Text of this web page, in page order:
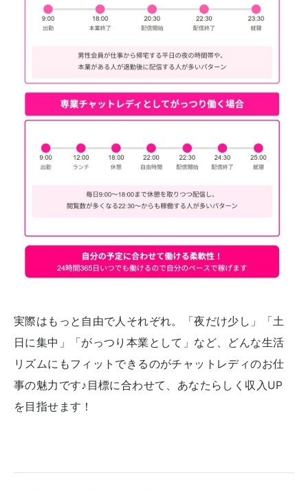
実際はもっと自由で人それぞれ。「夜だけ少し」「土
日に集中」「がっつり本業として」など、どんな生活
リズムにもフィットできるのがチャットレディのお仕
事の魅力です♪目標に合わせて、あなたらしく収入UP
を目指せます！